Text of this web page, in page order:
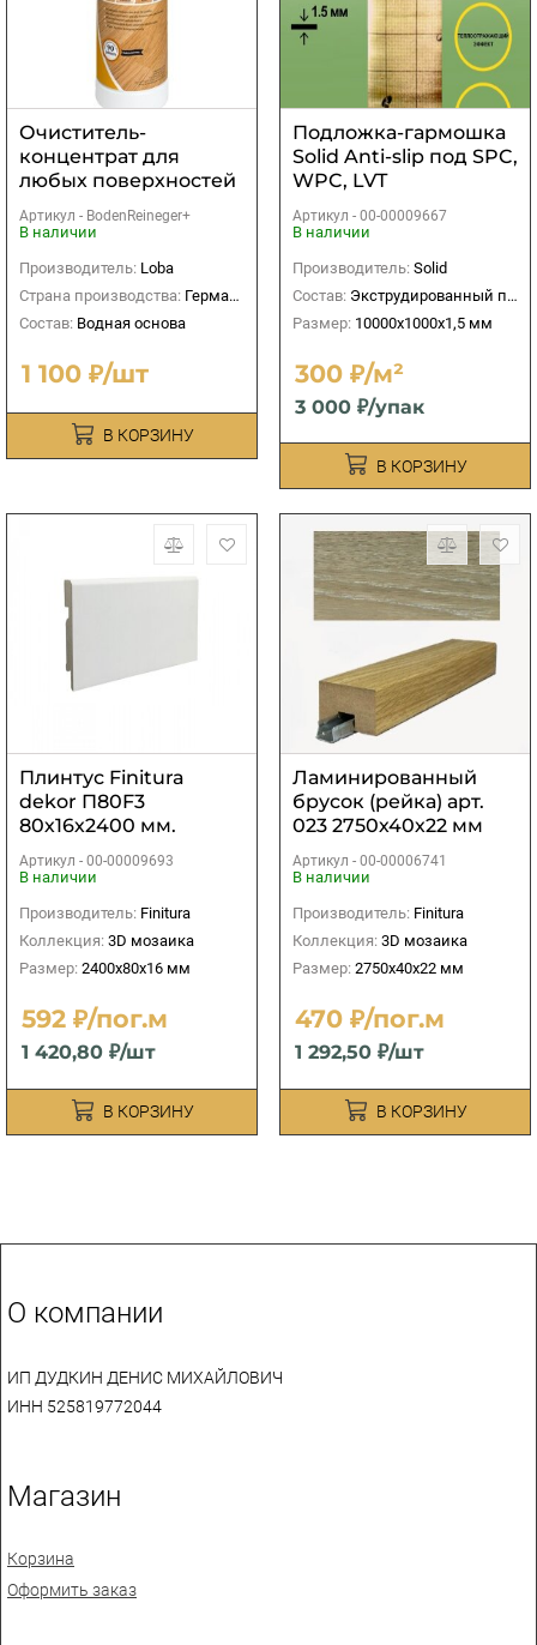
Очиститель-
концентрат для
любых поверхностей
Lobahome
BodenReineger
Артикул - BodenReineger+
В наличии
Производитель: Loba
Страна производства: Германия
Состав: Водная основа
1 100 ₽/шт
В КОРЗИНУ
Подложка-гармошка
Solid Anti-slip под SPC,
WPC, LVT
10000х1000х1.5 мм (10
м2)
Артикул - 00-00009667
В наличии
Производитель: Solid
Состав: Экструдированный полистирол
Размер: 10000х1000х1,5 мм
300 ₽/м²
3 000 ₽/упак
В КОРЗИНУ
Плинтус Finitura
dekor П80F3
80х16х2400 мм.
Артикул - 00-00009693
В наличии
Производитель: Finitura
Коллекция: 3D мозаика
Размер: 2400х80х16 мм
592 ₽/пог.м
1 420,80 ₽/шт
В КОРЗИНУ
Ламинированный
брусок (рейка) арт.
023 2750х40х22 мм
Артикул - 00-00006741
В наличии
Производитель: Finitura
Коллекция: 3D мозаика
Размер: 2750х40х22 мм
470 ₽/пог.м
1 292,50 ₽/шт
В КОРЗИНУ
О компании
ИП ДУДКИН ДЕНИС МИХАЙЛОВИЧ
ИНН 525819772044
Магазин
Корзина
Оформить заказ